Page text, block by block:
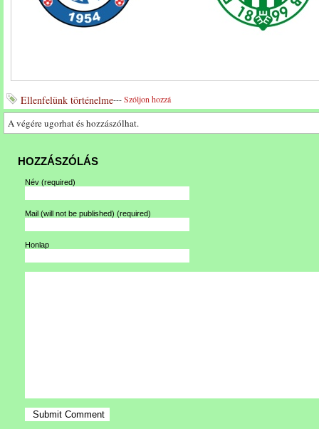
Ellenfelünk történelme---Szóljon hozzá
A végére ugorhat és hozzászólhat.
HOZZÁSZÓLÁS
Név (required)
Mail (will not be published) (required)
Honlap